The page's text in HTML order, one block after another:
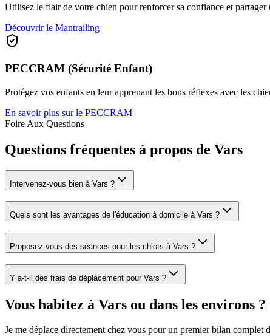
Utilisez le flair de votre chien pour renforcer sa confiance et partager
Découvrir le Mantrailing
PECCRAM (Sécurité Enfant)
Protégez vos enfants en leur apprenant les bons réflexes avec les
En savoir plus sur le PECCRAM
Foire Aux Questions
Questions fréquentes à propos de Vars
Intervenez-vous bien à Vars ?
Quels sont les avantages de l'éducation à domicile à Vars ?
Proposez-vous des séances pour les chiots à Vars ?
Y a-t-il des frais de déplacement pour Vars ?
Vous habitez à Vars ou dans les environs ?
Je me déplace directement chez vous pour un premier bilan complet